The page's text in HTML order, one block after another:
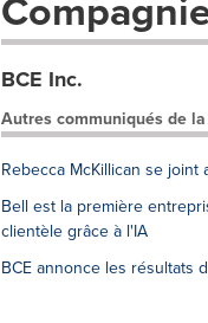
BCE Inc.
Autres communiqués de
Rebecca McKillican se
Bell est la première
clientèle grâce à l'IA
BCE annonce les résultats